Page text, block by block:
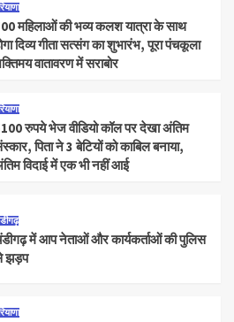
महिलाओं की भव्य कलश यात्रा के साथ
दिव्य गीता सत्संग का शुभारंभ, पूरा पंचकूला
वातावरण में सराबोर
रुपये भेज वीडियो कॉल पर देखा अंतिम
पिता ने 3 बेटियों को काबिल बनाया,
विदाई में एक भी नहीं आई
में आप नेताओं और कार्यकर्ताओं की पुलिस
झड़प